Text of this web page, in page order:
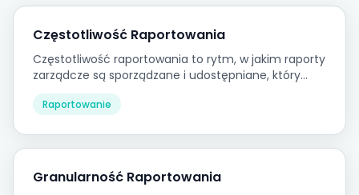
Częstotliwość Raportowania
Częstotliwość raportowania to rytm, w jakim raporty
zarządcze są sporządzane i udostępniane, który
powinien być dopasowany do tempa
podejmowania decyzji, które ma wspierać.
Raportowanie
Granularność Raportowania